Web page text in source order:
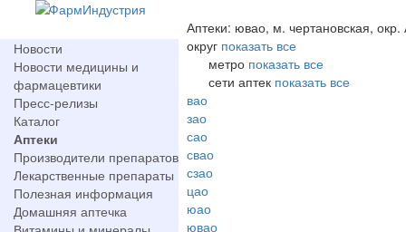
Новости
Новости медицины и
фармацевтики
Пресс-релизы
Каталог
Аптеки
Производители препаратов
Лекарственные препараты
Полезная информация
Домашняя аптечка
Аптеки: ювао, м. чертановская, окр.
округ показать все
метро показать все
сети аптек показать все
вао
зао
сао
свао
сзао
цао
юао
ювао